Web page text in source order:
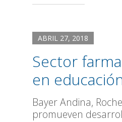
ABRIL 27, 2018
Sector
en
Bayer Andina,
promueven